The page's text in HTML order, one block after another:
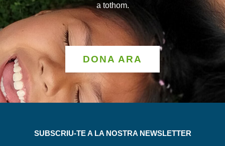
a tothom.
DONA ARA
SUBSCRIU-TE A LA NOSTRA NEWSLETTER